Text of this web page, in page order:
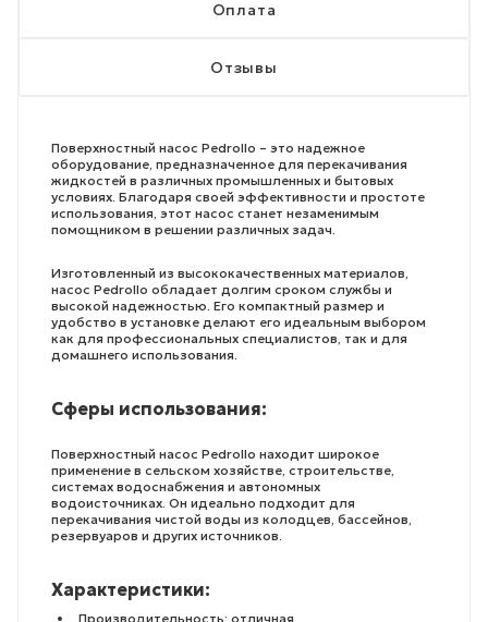
Оплата
Отзывы
Поверхностный насос Pedrollo – это надежное
оборудование, предназначенное для перекачивания
жидкостей в различных промышленных и бытовых
условиях. Благодаря своей эффективности и простоте
использования, этот насос станет незаменимым
помощником в решении различных задач.
Изготовленный из высококачественных материалов,
насос Pedrollo обладает долгим сроком службы и
высокой надежностью. Его компактный размер и
удобство в установке делают его идеальным выбором
как для профессиональных специалистов, так и для
домашнего использования.
Сферы использования:
Поверхностный насос Pedrollo находит широкое
применение в сельском хозяйстве, строительстве,
системах водоснабжения и автономных
водоисточниках. Он идеально подходит для
перекачивания чистой воды из колодцев, бассейнов,
резервуаров и других источников.
Характеристики:
Производительность: отличная